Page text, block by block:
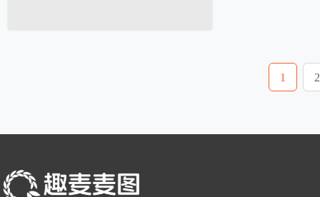
1 2